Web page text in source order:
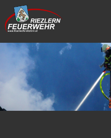
direkt zur Navigation
direkt zum Inhalt